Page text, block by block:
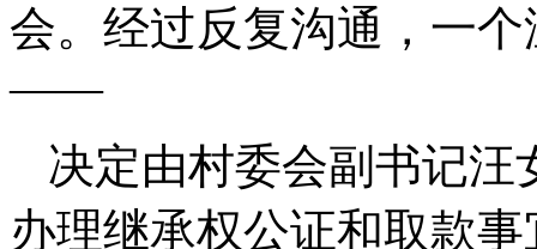
会。经过反复沟通，一
——
决定由村委会副书记
办理继承权公证和取款